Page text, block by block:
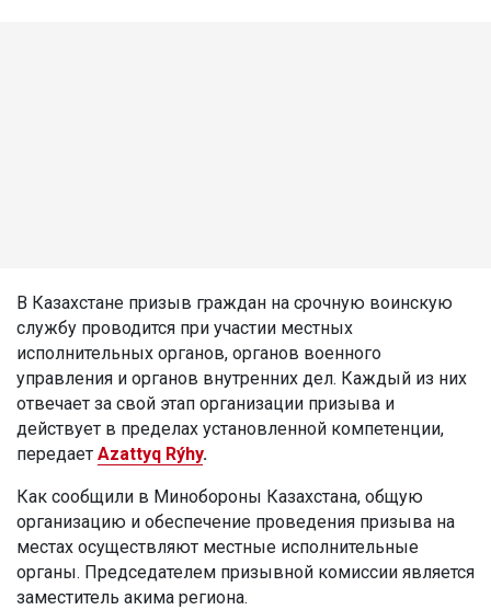
В Казахстане призыв граждан на срочную воинскую
службу проводится при участии местных
исполнительных органов, органов военного
управления и органов внутренних дел. Каждый из них
отвечает за свой этап организации призыва и
действует в пределах установленной компетенции,
передает Azattyq Rýhy.
Как сообщили в Минобороны Казахстана, общую
организацию и обеспечение проведения призыва на
местах осуществляют местные исполнительные
органы. Председателем призывной комиссии является
заместитель акима региона.